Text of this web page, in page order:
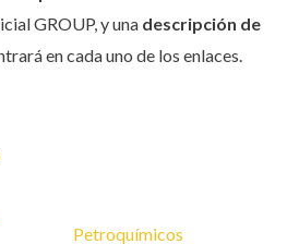
GROUP, y una descripción de
en cada uno de los enlaces.
Petroquímicos